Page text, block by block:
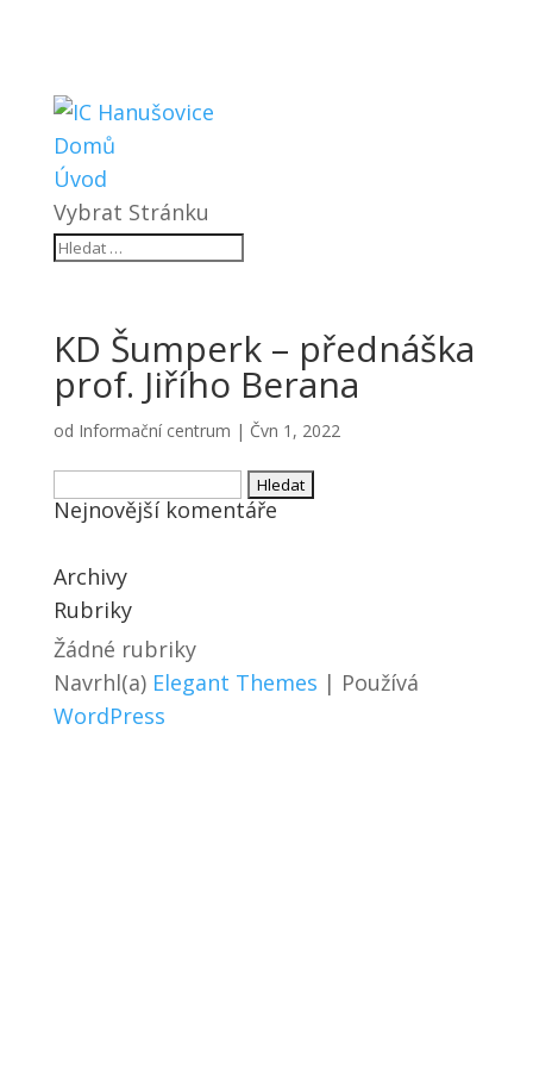
Domů
Úvod
Vybrat Stránku
KD Šumperk – přednáška
prof. Jiřího Berana
od Informační centrum | Čvn 1, 2022
Vyhledávání
Nejnovější komentáře
Archivy
Rubriky
Žádné rubriky
Navrhl(a) Elegant Themes | Používá
WordPress